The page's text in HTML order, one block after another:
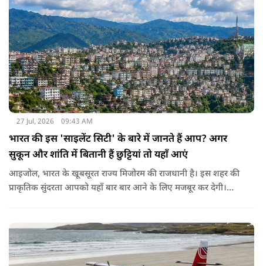
27 Jul, 2026 09:43 AM
भारत की इस 'साइलेंट सिटी' के बारे में जानते हैं आप? अगर
सुकून और शांति में बितानी हैं छुट्टियां तो यहाँ आएं
आइजोल, भारत के खूबसूरत राज्य मिजोरम की राजधानी है। इस शहर की
प्राकृतिक सुंदरता आपको यहाँ बार बार आने के लिए मजबूर कर देगी।
जाम मिलेंगे और न ही कोई ओवरटेक करने वाला। यहाँ की सबसे खास
बात ये है कि यहाँ गाड़ियों का हॉर्न या शोर न के बराबर सुनाई देता है। लोग
यहाँ बेवजह गाड़ी का हॉर्न नहीं बजाते। इसलिए इस शहर को 'साइलेंट